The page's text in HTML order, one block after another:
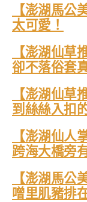
【澎湖馬公
太可愛！
【澎湖仙草
卻不落俗套
【澎湖仙草
到絲絲入扣
【澎湖仙人
跨海大橋旁
【澎湖馬公
噌里肌豬排